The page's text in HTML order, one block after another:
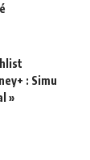
: Simu
»